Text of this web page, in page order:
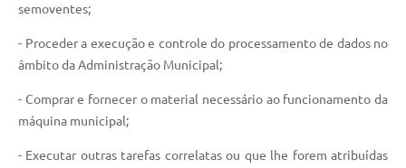
semoventes;
- Proceder a execução e controle do processamento de dados no
âmbito da Administração Municipal;
- Comprar e fornecer o material necessário ao funcionamento da
máquina municipal;
- Executar outras tarefas correlatas ou que lhe forem atribuídas